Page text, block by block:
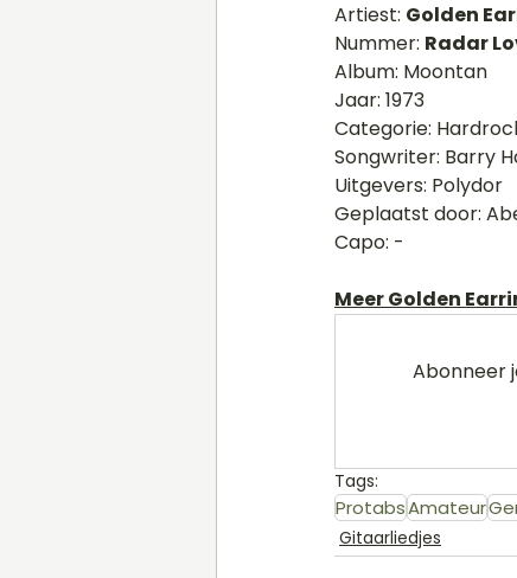
Artiest: Golden
Nummer: Radar
Album: Moontan
Jaar: 1973
Categorie:
Songwriter: Barry
Uitgevers: Polydor
Geplaatst door:
Capo: -
Meer Golden
Abonneer
Tags:
ProtabsAmateur
Gitaarliedjes